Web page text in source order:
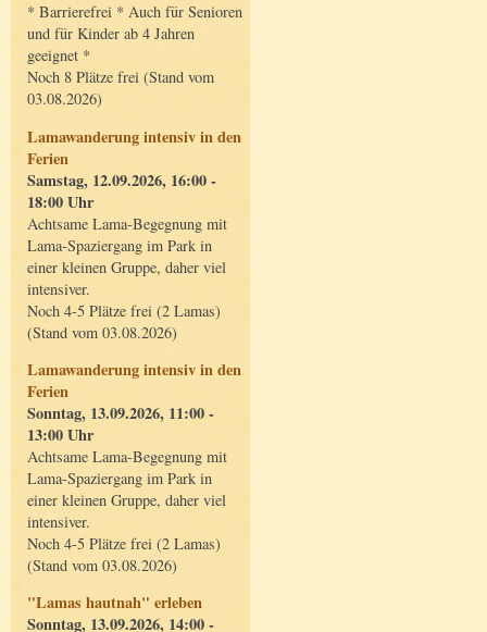
* Barrierefrei * Auch für Senioren
und für Kinder ab 4 Jahren
geeignet *
Noch 8 Plätze frei (Stand vom
03.08.2026)
Lamawanderung intensiv in den
Ferien
Samstag, 12.09.2026, 16:00 -
18:00 Uhr
Achtsame Lama-Begegnung mit
Lama-Spaziergang im Park in
einer kleinen Gruppe, daher viel
intensiver.
Noch 4-5 Plätze frei (2 Lamas)
(Stand vom 03.08.2026)
Lamawanderung intensiv in den
Ferien
Sonntag, 13.09.2026, 11:00 -
13:00 Uhr
Achtsame Lama-Begegnung mit
Lama-Spaziergang im Park in
einer kleinen Gruppe, daher viel
intensiver.
Noch 4-5 Plätze frei (2 Lamas)
(Stand vom 03.08.2026)
"Lamas hautnah" erleben
Sonntag, 13.09.2026, 14:00 -